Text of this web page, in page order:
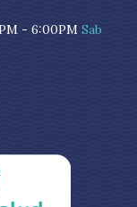
- 6:00PM Sab